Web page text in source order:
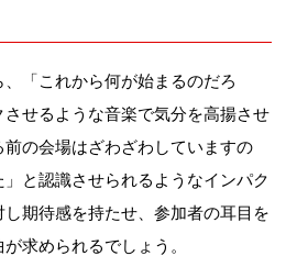
「これから何が始まるのだろ
せるような音楽で気分を高揚させ
の会場はざわざわしていますの
と認識させられるようなインパク
し期待感を持たせ、参加者の耳目を
求められるでしょう。